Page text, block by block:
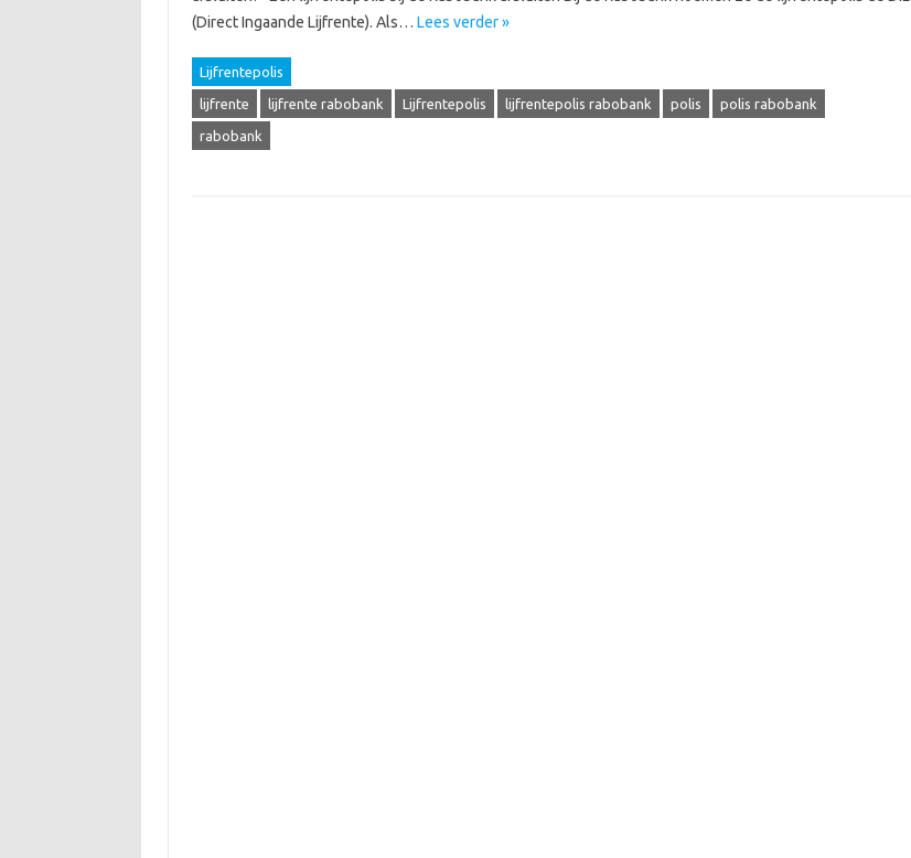
(Direct Ingaande Lijfrente). Als… Lees verder »
Lijfrentepolis
lijfrente lijfrente rabobank Lijfrentepolis lijfrentepolis rabobank polis polis rabobank
rabobank